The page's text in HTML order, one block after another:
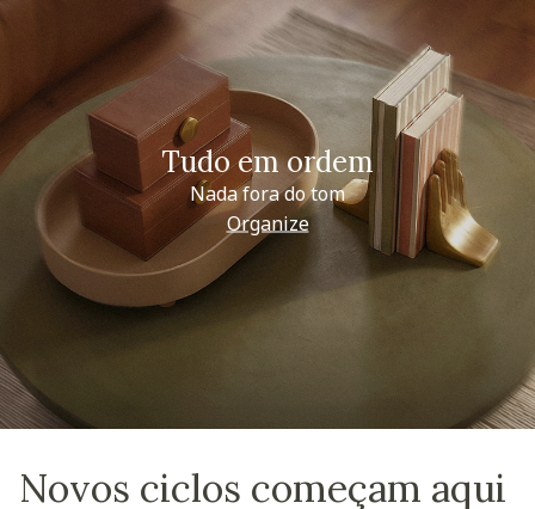
Tudo em ordem
Nada fora do tom
Organize
Novos ciclos começam aqui